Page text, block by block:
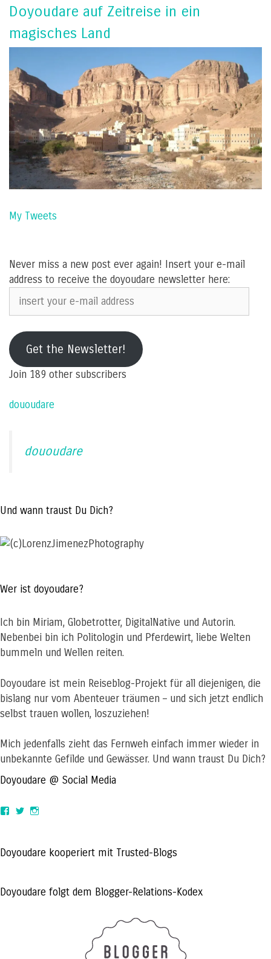
Doyoudare auf Zeitreise in ein
magisches Land
My Tweets
Never miss a new post ever again! Insert your e-mail
address to receive the doyoudare newsletter here:
insert
mail
addressGet the Newsletter!
Join 189 other subscribers
dououdare
dououdare
Und wann traust Du Dich?
Wer ist doyoudare?
Ich bin Miriam, Globetrotter, DigitalNative und Autorin.
Nebenbei bin ich Politologin und Pferdewirt, liebe Welten
bummeln und Wellen reiten.
Doyoudare ist mein Reiseblog-Projekt für all diejenigen, die
bislang nur vom Abenteuer träumen – und sich jetzt endlich
selbst trauen wollen, loszuziehen!
Mich jedenfalls zieht das Fernweh einfach immer wieder in
unbekannte Gefilde und Gewässer. Und wann traust Du Dich?
Doyoudare @ Social Media
View
Facebook
View
TwitterInstagram
Doyoudare kooperiert mit Trusted-Blogs
Doyoudare folgt dem Blogger-Relations-Kodex